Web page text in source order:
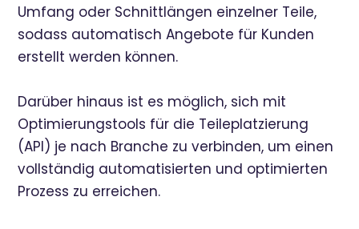
Umfang oder Schnittlängen einzelner Teile,
sodass automatisch Angebote für Kunden
erstellt werden können.
Darüber hinaus ist es möglich, sich mit
Optimierungstools für die Teileplatzierung
(API) je nach Branche zu verbinden, um einen
vollständig automatisierten und optimierten
Prozess zu erreichen.